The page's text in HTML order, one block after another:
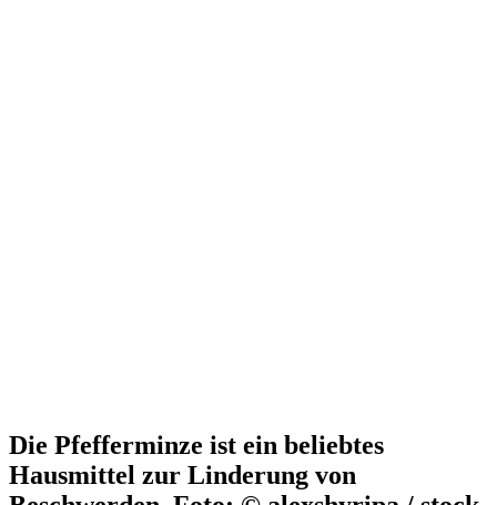
Die Pfefferminze ist ein beliebtes
Hausmittel zur Linderung von